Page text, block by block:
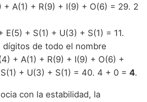
+ A(1) + R(9) + I(9) + O(6) = 29. 2
E(5) + S(1) + U(3) + S(1) = 11.
dígitos de todo el nombre
+ A(1) + R(9) + I(9) + O(6) +
+ U(3) + S(1) = 40. 4 + 0 = 4.
con la estabilidad, la